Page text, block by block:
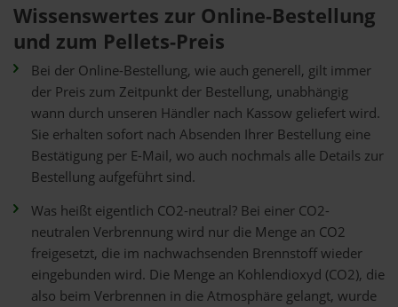
Wissenswertes zur Online-Bestellung
und zum Pellets-Preis
Bei der Online-Bestellung, wie auch generell, gilt immer
der Preis zum Zeitpunkt der Bestellung, unabhängig
wann durch unseren Händler nach Kassow geliefert wird.
Sie erhalten sofort nach Absenden Ihrer Bestellung eine
Bestätigung per E-Mail, wo auch nochmals alle Details zur
Bestellung aufgeführt sind.
Was heißt eigentlich CO2-neutral? Bei einer CO2-
neutralen Verbrennung wird nur die Menge an CO2
freigesetzt, die im nachwachsenden Brennstoff wieder
eingebunden wird. Die Menge an Kohlendioxyd (CO2), die
also beim Verbrennen in die Atmosphäre gelangt, wurde